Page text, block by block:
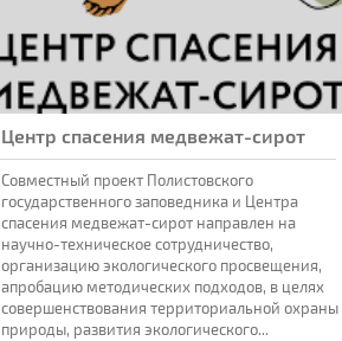
Центр спасения медвежат-сирот
Совместный проект Полистовского
государственного заповедника и Центра
спасения медвежат-сирот направлен на
научно-техническое сотрудничество,
организацию экологического просвещения,
апробацию методических подходов, в целях
совершенствования территориальной охраны
природы, развития экологического...